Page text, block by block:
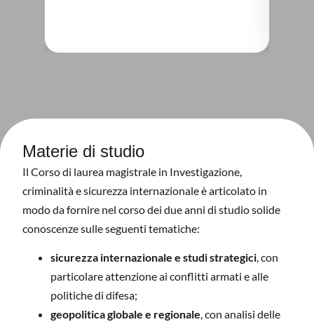
Materie di studio
Il Corso di laurea magistrale in Investigazione,
criminalità e sicurezza internazionale è articolato in
modo da fornire nel corso dei due anni di studio solide
conoscenze sulle seguenti tematiche:
sicurezza internazionale e studi strategici, con
particolare attenzione ai conflitti armati e alle
politiche di difesa;
geopolitica globale e regionale, con analisi delle